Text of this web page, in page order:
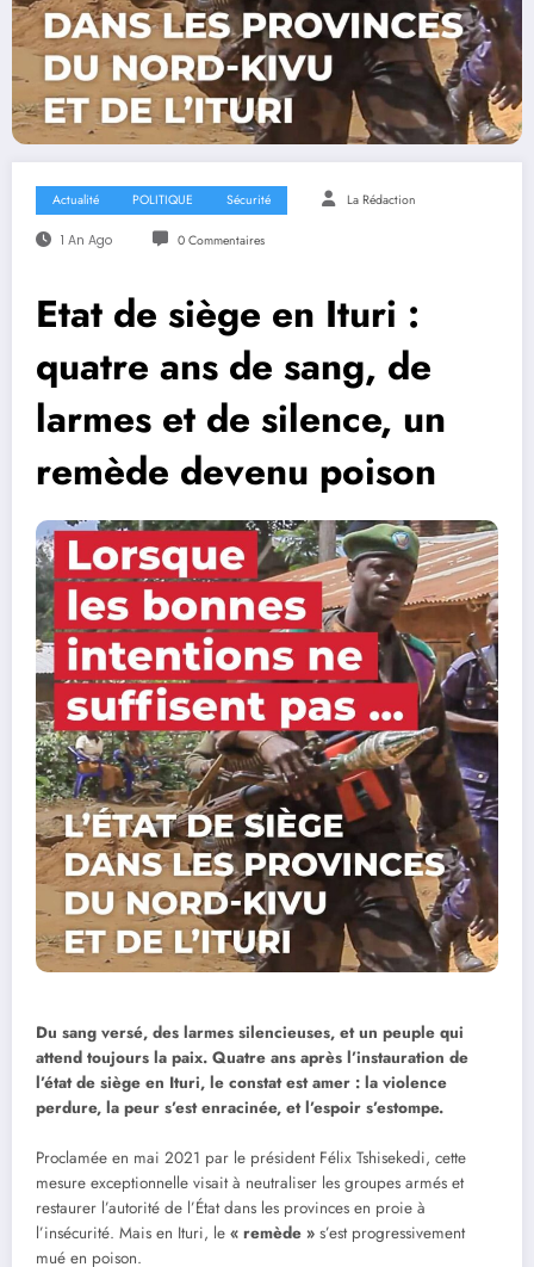
Actualité POLITIQUE Sécurité La Rédaction
1 An Ago 0 Commentaires
Etat de siège en Ituri :
quatre ans de sang, de
larmes et de silence, un
remède devenu poison
Du sang versé, des larmes silencieuses, et un peuple qui
attend toujours la paix. Quatre ans après l’instauration de
l’état de siège en Ituri, le constat est amer : la violence
perdure, la peur s’est enracinée, et l’espoir s’estompe.
Proclamée en mai 2021 par le président Félix Tshisekedi, cette
mesure exceptionnelle visait à neutraliser les groupes armés et
restaurer l’autorité de l’État dans les provinces en proie à
l’insécurité. Mais en Ituri, le « remède » s’est progressivement
mué en poison.